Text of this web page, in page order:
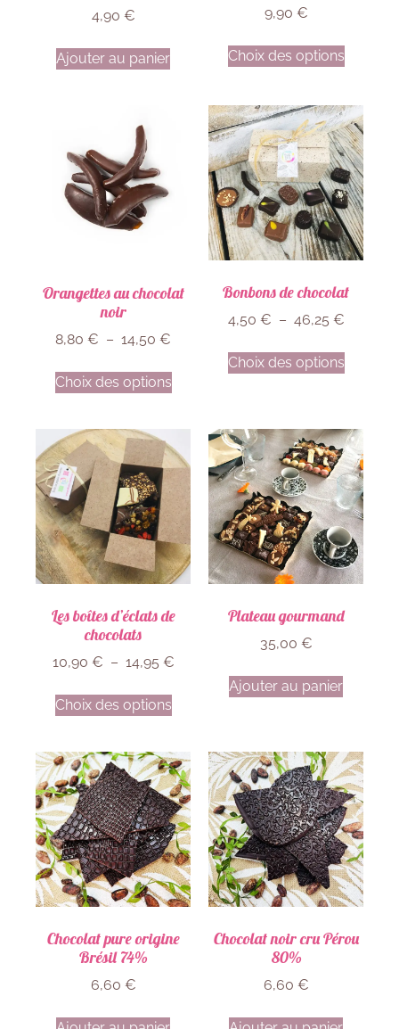
4,90 €
Ajouter au panier
9,90 €
Choix des options
Orangettes au chocolat
noir
8,80 € – 14,50 €
Choix des options
Bonbons de chocolat
4,50 € – 46,25 €
Choix des options
Les boîtes d’éclats de
chocolats
10,90 € – 14,95 €
Choix des options
Plateau gourmand
35,00 €
Ajouter au panier
Chocolat pure origine
Brésil 74%
6,60 €
Chocolat noir cru Pérou
80%
6,60 €